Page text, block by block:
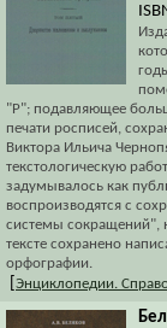
"Р"; подавляющее
печати росписей,
Виктора Ильича
текстологическую
задумывалось как
воспроизводятся с
системы сокращений",
тексте сохранено
орфографии.
Энциклопедии.